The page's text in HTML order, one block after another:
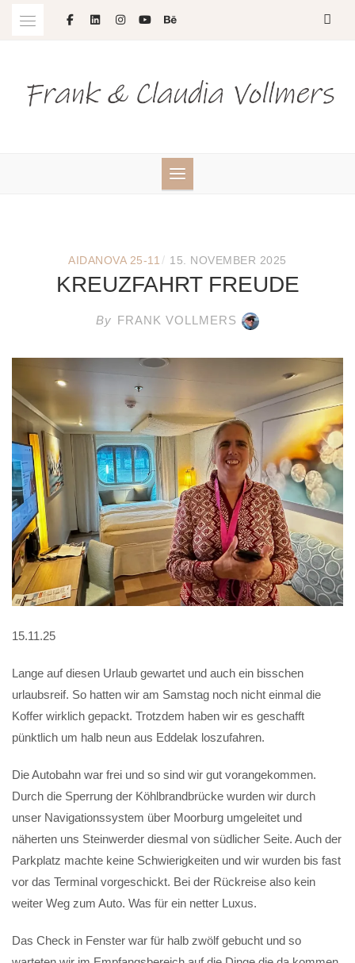
AIDANOVA 25-11 / 15. NOVEMBER 2025
KREUZFAHRT FREUDE
By FRANK VOLLMERS
15.11.25
Lange auf diesen Urlaub gewartet und auch ein bisschen
urlaubsreif. So hatten wir am Samstag noch nicht einmal die
Koffer wirklich gepackt. Trotzdem haben wir es geschafft
pünktlich um halb neun aus Eddelak loszufahren.
Die Autobahn war frei und so sind wir gut vorangekommen.
Durch die Sperrung der Köhlbrandbrücke wurden wir durch
unser Navigationssystem über Moorburg umgeleitet und
näherten uns Steinwerder diesmal von südlicher Seite. Auch der
Parkplatz machte keine Schwierigkeiten und wir wurden bis fast
vor das Terminal vorgeschickt. Bei der Rückreise also kein
weiter Weg zum Auto. Was für ein netter Luxus.
Das Check in Fenster war für halb zwölf gebucht und so